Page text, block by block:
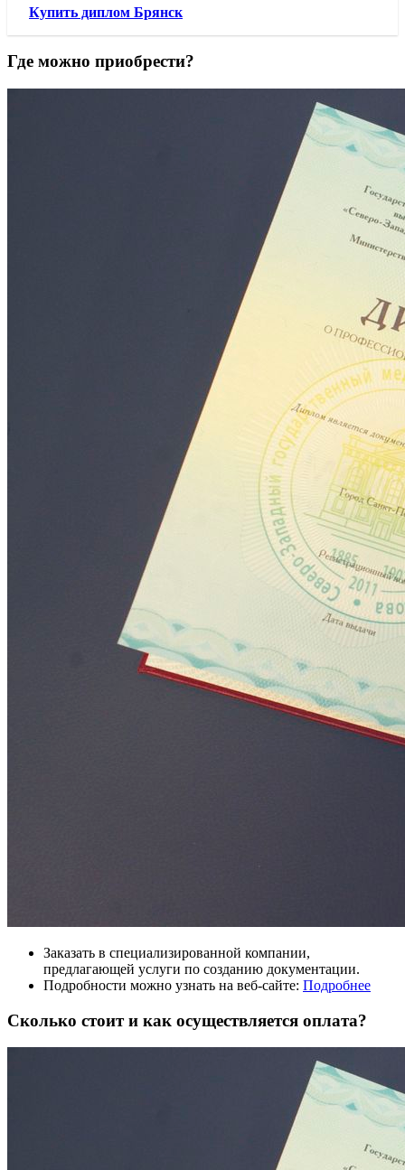
Купить диплом Брянск
Где можно приобрести?
Заказать в специализированной компании,
предлагающей услуги по созданию документации.
Подробности можно узнать на веб-сайте: Подробнее
Сколько стоит и как осуществляется оплата?